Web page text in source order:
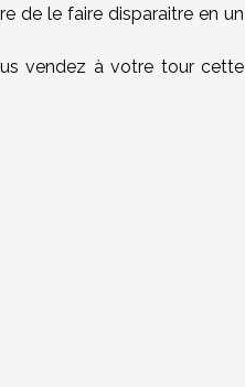
de le faire disparaitre en un
vendez à votre tour cette